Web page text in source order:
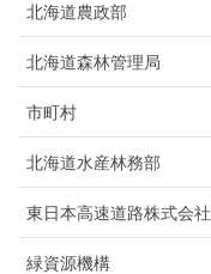
北海道農政部
北海道森林管理局
市町村
北海道水産林務部
東日本高速道路株式会社
緑資源機構